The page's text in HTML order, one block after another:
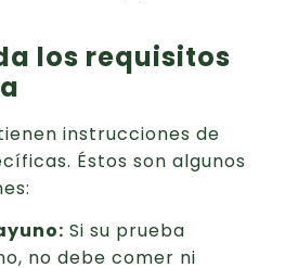
los requisitos
instrucciones de
Éstos son algunos
Si su prueba
no debe comer ni